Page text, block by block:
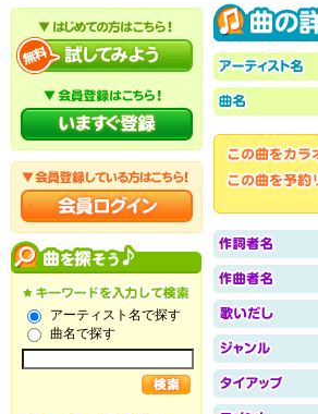
アーティスト名で探す
曲名で探す